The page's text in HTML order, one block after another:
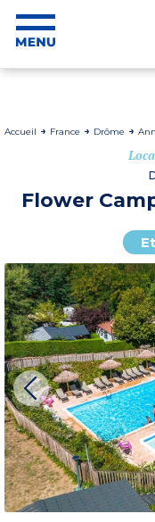
Accueil France Drôme
Flower